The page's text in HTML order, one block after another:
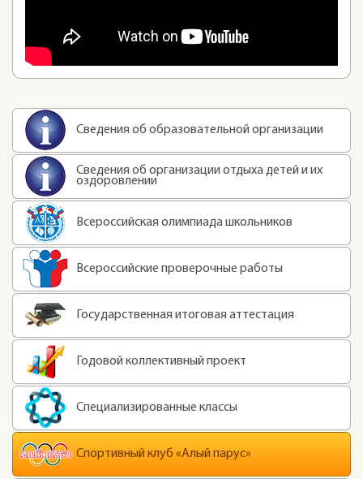
Сведения об образовательной организации
Сведения об организации отдыха детей и их
оздоровлении
Всероссийская олимпиада школьников
Всероссийские проверочные работы
Государственная итоговая аттестация
Годовой коллективный проект
Специализированные классы
Спортивный клуб «Алый парус»